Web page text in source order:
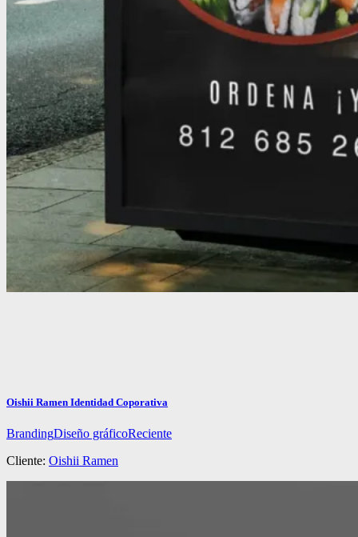
Oishii Ramen Identidad Coporativa
BrandingDiseño gráficoReciente
Cliente: Oishii Ramen